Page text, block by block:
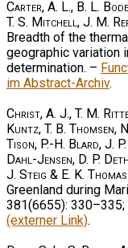
Carter, A. L., B. L.
T. S. Mitchell, J. M.
Breadth of the
geographic variation
determination. –
im Abstract-Archiv.
Christ, A. J., T. M.
Kuntz, T. B. Thomsen,
Tison, P.-H. Blard, J.
Dahl-Jensen, D. P.
J. Steig & E. K. Thomas
Greenland during
381(6655): 330–335;
(externer Link).